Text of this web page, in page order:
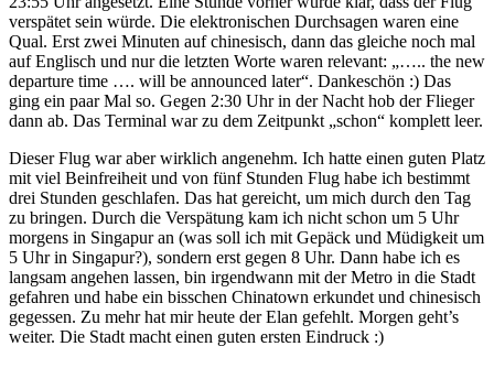
verspätet sein würde. Die elektronischen Durchsagen waren eine
Qual. Erst zwei Minuten auf chinesisch, dann das gleiche noch mal
auf Englisch und nur die letzten Worte waren relevant: „….. the new
departure time …. will be announced later“. Dankeschön :) Das
ging ein paar Mal so. Gegen 2:30 Uhr in der Nacht hob der Flieger
dann ab. Das Terminal war zu dem Zeitpunkt „schon“ komplett leer.
Dieser Flug war aber wirklich angenehm. Ich hatte einen guten Platz
mit viel Beinfreiheit und von fünf Stunden Flug habe ich bestimmt
drei Stunden geschlafen. Das hat gereicht, um mich durch den Tag
zu bringen. Durch die Verspätung kam ich nicht schon um 5 Uhr
morgens in Singapur an (was soll ich mit Gepäck und Müdigkeit um
5 Uhr in Singapur?), sondern erst gegen 8 Uhr. Dann habe ich es
langsam angehen lassen, bin irgendwann mit der Metro in die Stadt
gefahren und habe ein bisschen Chinatown erkundet und chinesisch
gegessen. Zu mehr hat mir heute der Elan gefehlt. Morgen geht’s
weiter. Die Stadt macht einen guten ersten Eindruck :)